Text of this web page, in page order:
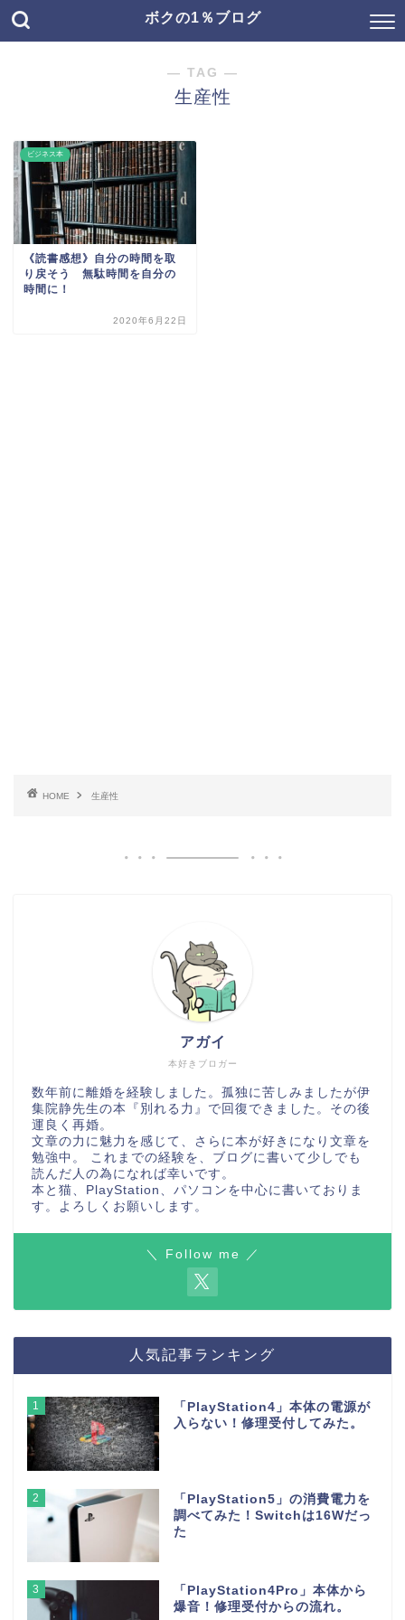
ボクの1％ブログ
― TAG ―
生産性
ビジネス本
《読書感想》自分の時間を取
り戻そう 無駄時間を自分の
時間に！
2020年6月22日
HOME 生産性
本好きブロガー
アガイ
数年前に離婚を経験しました。孤独に苦しみましたが伊
集院静先生の本『別れる力』で回復できました。その後
運良く再婚。
文章の力に魅力を感じて、さらに本が好きになり文章を
勉強中。 これまでの経験を、ブログに書いて少しでも
読んだ人の為になれば幸いです。
本と猫、PlayStation、パソコンを中心に書いておりま
す。よろしくお願いします。
＼ Follow me ／
人気記事ランキング
1
「PlayStation4」本体の電源が
入らない！修理受付してみた。
2
「PlayStation5」の消費電力を
調べてみた！Switchは16Wだっ
た
3
「PlayStation4Pro」本体から
爆音！修理受付からの流れ。